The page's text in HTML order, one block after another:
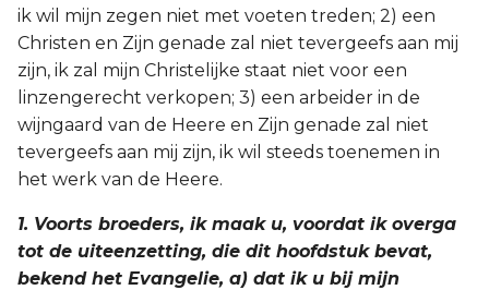
ik wil mijn zegen niet met voeten treden; 2) een
Christen en Zijn genade zal niet tevergeefs aan mij
zijn, ik zal mijn Christelijke staat niet voor een
linzengerecht verkopen; 3) een arbeider in de
wijngaard van de Heere en Zijn genade zal niet
tevergeefs aan mij zijn, ik wil steeds toenemen in
het werk van de Heere.
1. Voorts broeders, ik maak u, voordat ik overga
tot de uiteenzetting, die dit hoofdstuk bevat,
bekend het Evangelie, a) dat ik u bij mijn